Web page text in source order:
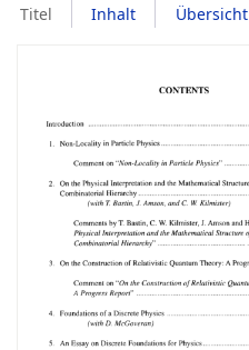
Titel Inhalt Übersicht